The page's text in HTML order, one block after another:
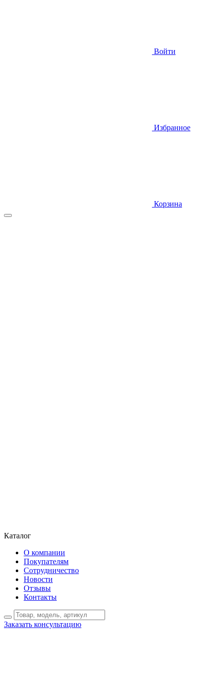
Войти
Избранное
Корзина
Каталог
О компании
Покупателям
Сотрудничество
Новости
Отзывы
Контакты
Заказать консультацию